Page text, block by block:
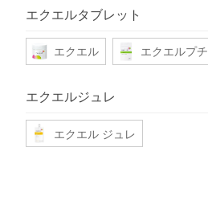
エクエルタブレット
エクエル エクエルプチ
エクエルジュレ
エクエル ジュレ